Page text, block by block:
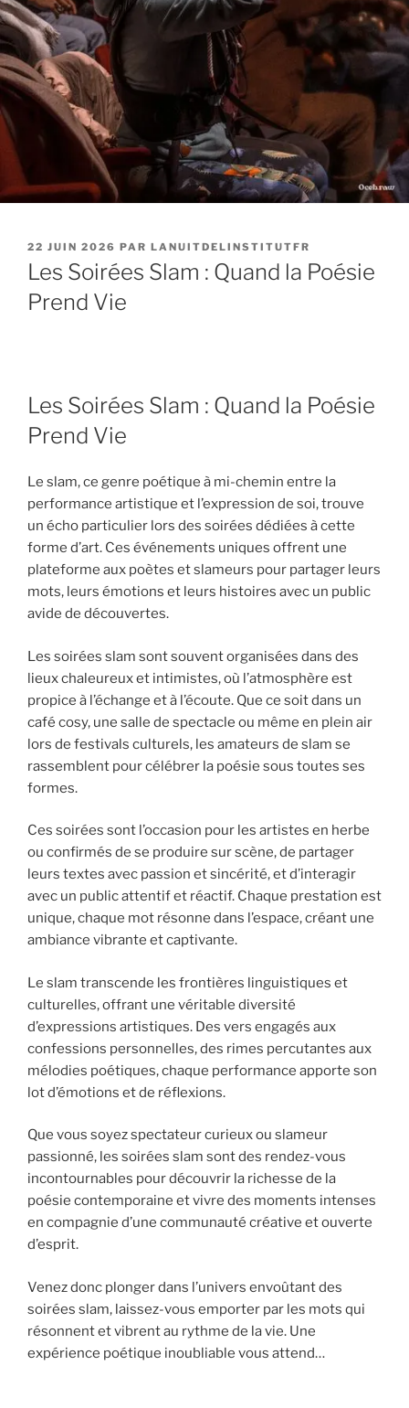
PUBLIÉ
LE
22 JUIN 2026 PAR LANUITDELINSTITUTFR
Les Soirées Slam : Quand la Poésie
Prend Vie
Les Soirées Slam : Quand la Poésie
Prend Vie
Le slam, ce genre poétique à mi-chemin entre la
performance artistique et l’expression de soi, trouve
un écho particulier lors des soirées dédiées à cette
forme d’art. Ces événements uniques offrent une
plateforme aux poètes et slameurs pour partager leurs
mots, leurs émotions et leurs histoires avec un public
avide de découvertes.
Les soirées slam sont souvent organisées dans des
lieux chaleureux et intimistes, où l’atmosphère est
propice à l’échange et à l’écoute. Que ce soit dans un
café cosy, une salle de spectacle ou même en plein air
lors de festivals culturels, les amateurs de slam se
rassemblent pour célébrer la poésie sous toutes ses
formes.
Ces soirées sont l’occasion pour les artistes en herbe
ou confirmés de se produire sur scène, de partager
leurs textes avec passion et sincérité, et d’interagir
avec un public attentif et réactif. Chaque prestation est
unique, chaque mot résonne dans l’espace, créant une
ambiance vibrante et captivante.
Le slam transcende les frontières linguistiques et
culturelles, offrant une véritable diversité
d’expressions artistiques. Des vers engagés aux
confessions personnelles, des rimes percutantes aux
mélodies poétiques, chaque performance apporte son
lot d’émotions et de réflexions.
Que vous soyez spectateur curieux ou slameur
passionné, les soirées slam sont des rendez-vous
incontournables pour découvrir la richesse de la
poésie contemporaine et vivre des moments intenses
en compagnie d’une communauté créative et ouverte
d’esprit.
Venez donc plonger dans l’univers envoûtant des
soirées slam, laissez-vous emporter par les mots qui
résonnent et vibrent au rythme de la vie. Une
expérience poétique inoubliable vous attend…